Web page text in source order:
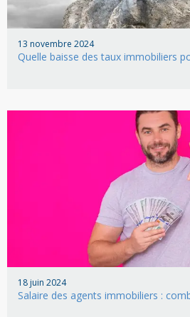
13 novembre 2024
Quelle baisse des taux immobiliers
18 juin 2024
Salaire des agents immobiliers :